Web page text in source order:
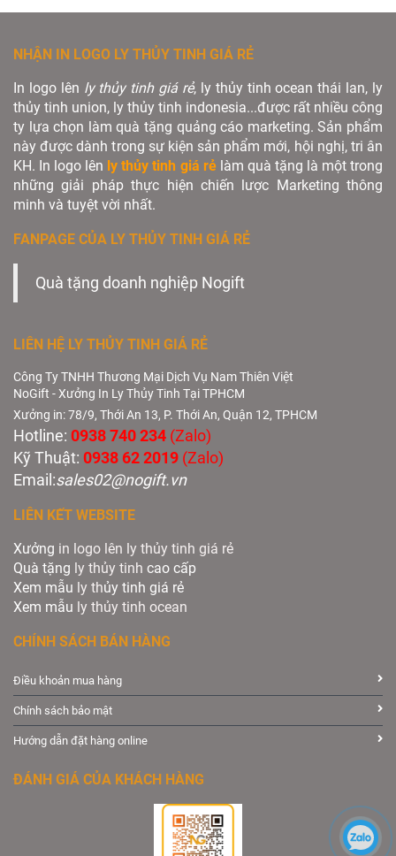
NHẬN IN LOGO LY THỦY TINH GIÁ RẺ
In logo lên ly thủy tinh giá rẻ, ly thủy tinh ocean thái lan, ly
thủy tinh union, ly thủy tinh indonesia...được rất nhiều công
ty lựa chọn làm quà tặng quảng cáo marketing. Sản phẩm
này được dành trong sự kiện sản phẩm mới, hội nghị, tri ân
KH. In logo lên ly thủy tinh giá rẻlàm quà tặng là một trong
những giải pháp thực hiện chiến lược Marketing thông
minh và tuyệt vời nhất.
FANPAGE CỦA LY THỦY TINH GIÁ RẺ
Quà tặng doanh nghiệp Nogift
LIÊN HỆ LY THỦY TINH GIÁ RẺ
Công Ty TNHH Thương Mại Dịch Vụ Nam Thiên Việt
NoGift - Xưởng In Ly Thủy Tinh Tại TPHCM
Xưởng in: 78/9, Thới An 13, P. Thới An, Quận 12, TPHCM
Hotline: 0938 740 234 (Zalo)
Kỹ Thuật: 0938 62 2019 (Zalo)
Email:sales02@nogift.vn
LIÊN KẾT WEBSITE
Xưởng in logo lên ly thủy tinh giá rẻ
Quà tặng ly thủy tinh cao cấp
Xem mẫu ly thủy tinh giá rẻ
Xem mẫu ly thủy tinh ocean
CHÍNH SÁCH BÁN HÀNG
Điều khoản mua hàng
Chính sách bảo mật
Hướng dẫn đặt hàng online
ĐÁNH GIÁ CỦA KHÁCH HÀNG